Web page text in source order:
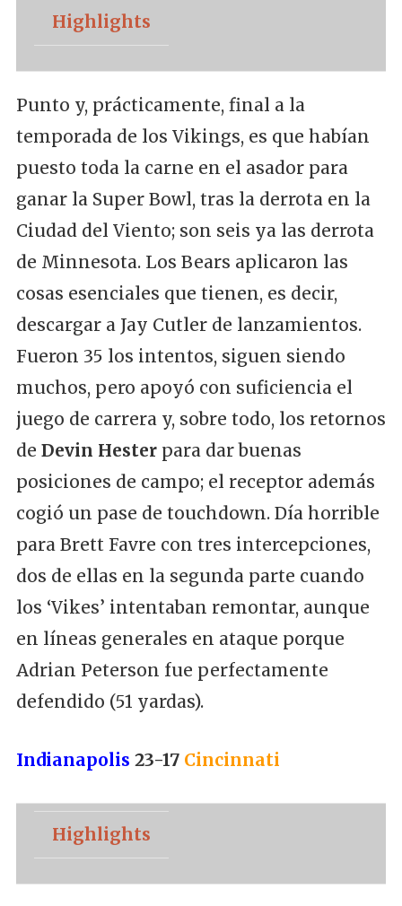
Highlights
Punto y, prácticamente, final a la
temporada de los Vikings, es que habían
puesto toda la carne en el asador para
ganar la Super Bowl, tras la derrota en la
Ciudad del Viento; son seis ya las derrota
de Minnesota. Los Bears aplicaron las
cosas esenciales que tienen, es decir,
descargar a Jay Cutler de lanzamientos.
Fueron 35 los intentos, siguen siendo
muchos, pero apoyó con suficiencia el
juego de carrera y, sobre todo, los retornos
de Devin Hesterpara dar buenas
posiciones de campo; el receptor además
cogió un pase de touchdown. Día horrible
para Brett Favre con tres intercepciones,
dos de ellas en la segunda parte cuando
los ‘Vikes’ intentaban remontar, aunque
en líneas generales en ataque porque
Adrian Peterson fue perfectamente
defendido (51 yardas).
Indianapolis 23-17 Cincinnati
Highlights